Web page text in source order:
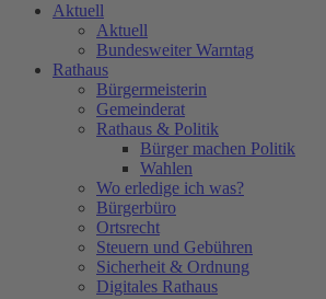
Aktuell
Aktuell
Bundesweiter Warntag
Rathaus
Bürgermeisterin
Gemeinderat
Rathaus & Politik
Bürger machen Politik
Wahlen
Wo erledige ich was?
Bürgerbüro
Ortsrecht
Steuern und Gebühren
Sicherheit & Ordnung
Digitales Rathaus